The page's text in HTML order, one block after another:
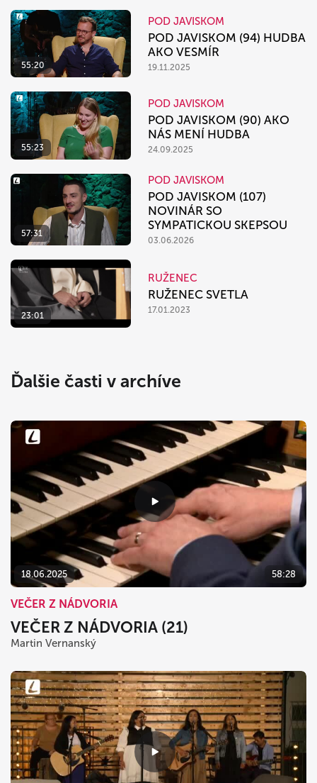
55:20
POD JAVISKOM
POD JAVISKOM (94) HUDBA
AKO VESMÍR
19.11.2025
55:23
POD JAVISKOM
POD JAVISKOM (90) AKO
NÁS MENÍ HUDBA
24.09.2025
57:31
POD JAVISKOM
POD JAVISKOM (107)
NOVINÁR SO
SYMPATICKOU SKEPSOU
03.06.2026
23:01
RUŽENEC
RUŽENEC SVETLA
17.01.2023
Ďalšie časti v archíve
18.06.2025 58:28
VEČER Z NÁDVORIA
VEČER Z NÁDVORIA (21)
Martin Vernanský